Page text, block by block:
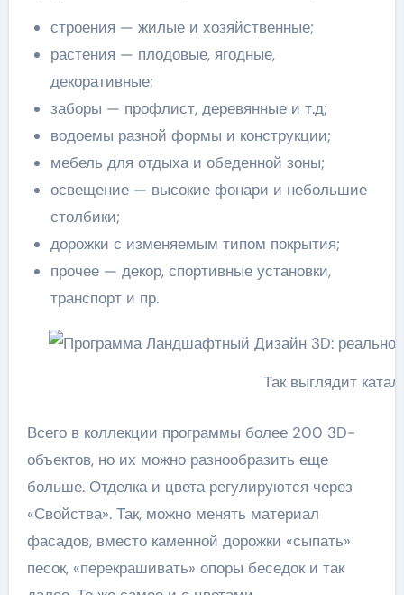
строения — жилые и хозяйственные;
растения — плодовые, ягодные,
декоративные;
заборы — профлист, деревянные и т.д;
водоемы разной формы и конструкции;
мебель для отдыха и обеденной зоны;
освещение — высокие фонари и небольшие
столбики;
дорожки с изменяемым типом покрытия;
прочее — декор, спортивные установки,
транспорт и пр.
Так выглядит
Всего в коллекции программы более 200 3D-
объектов, но их можно разнообразить еще
больше. Отделка и цвета регулируются через
«Свойства». Так, можно менять материал
фасадов, вместо каменной дорожки «сыпать»
песок, «перекрашивать» опоры беседок и так